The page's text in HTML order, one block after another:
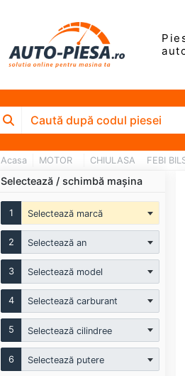
Acasa MOTOR CHIULASA FEBI
Selectează / schimbă mașina
1 Selectează marcă
2 Selectează an
3 Selectează model
4 Selectează carburant
5 Selectează cilindree
6 Selectează putere